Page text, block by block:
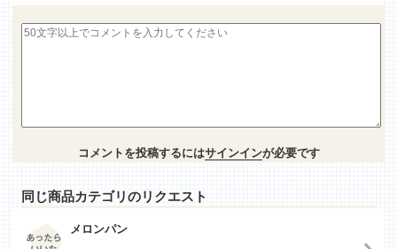
コメントを投稿するにはサインインが必要です
同じ商品カテゴリのリクエスト
メロンパン